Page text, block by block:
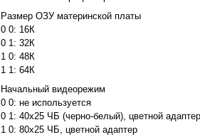
Размер ОЗУ материнской платы
0 0: 16К
0 1: 32К
1 0: 48К
1 1: 64К
Начальный видеорежим
0 0: не используется
0 1: 40x25 ЧБ (черно-белый), цветной адаптер
1 0: 80x25 ЧБ, цветной адаптер